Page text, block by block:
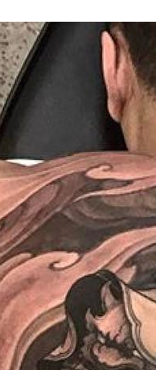
：laobing66666 打造国
品 一站搞定！回复相
纹身图案尽在其中！